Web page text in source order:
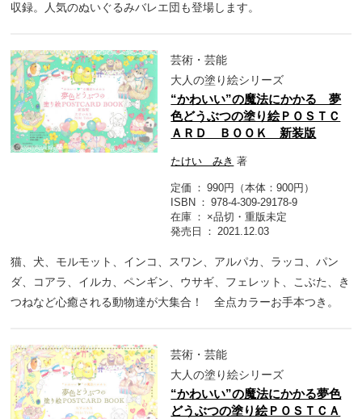
収録。人気のぬいぐるみバレエ団も登場します。
芸術・芸能
大人の塗り絵シリーズ
“かわいい”の魔法にかかる 夢
色どうぶつの塗り絵ＰＯＳＴＣ
ＡＲＤ ＢＯＯＫ 新装版
たけい みき 著
定価
990円（本体：900円）
ISBN
978-4-309-29178-9
在庫
×品切・重版未定
発売日
2021.12.03
猫、犬、モルモット、インコ、スワン、アルパカ、ラッコ、パン
ダ、コアラ、イルカ、ペンギン、ウサギ、フェレット、こぶた、き
つねなど心癒される動物達が大集合！ 全点カラーお手本つき。
芸術・芸能
大人の塗り絵シリーズ
“かわいい”の魔法にかかる夢色
どうぶつの塗り絵ＰＯＳＴＣＡ